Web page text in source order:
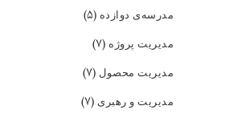
مدرسه‌ی دوازده (۵)
مدیریت پروژه (۷)
مدیریت محصول (۷)
مدیریت و رهبری (۷)